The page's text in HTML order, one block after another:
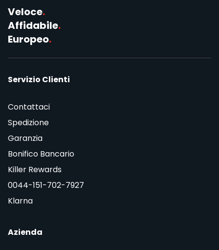
Veloce.
Affidabile.
Europeo.
Servizio Clienti
Contattaci
Spedizione
Garanzia
Bonifico Bancario
Killer Rewards
0044-151-702-7927
Klarna
Azienda